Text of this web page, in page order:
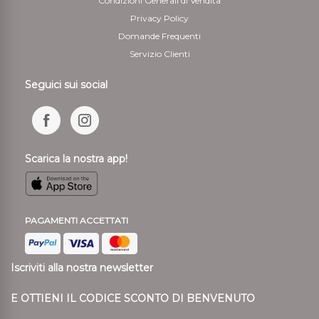
Privacy Policy
Domande Frequenti
Servizio Clienti
Seguici sui social
Scarica la nostra app!
PAGAMENTI ACCETTATI
Iscriviti alla nostra newsletter
E OTTIENI IL CODICE SCONTO DI BENVENUTO